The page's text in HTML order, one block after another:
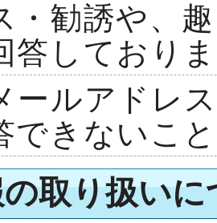
・勧誘や、
答しており
ールアドレ
できないこ
取り扱いに